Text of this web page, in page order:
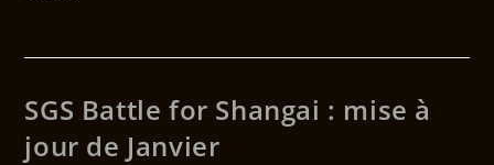
SGS Battle for Shangai : mise à
jour de Janvier